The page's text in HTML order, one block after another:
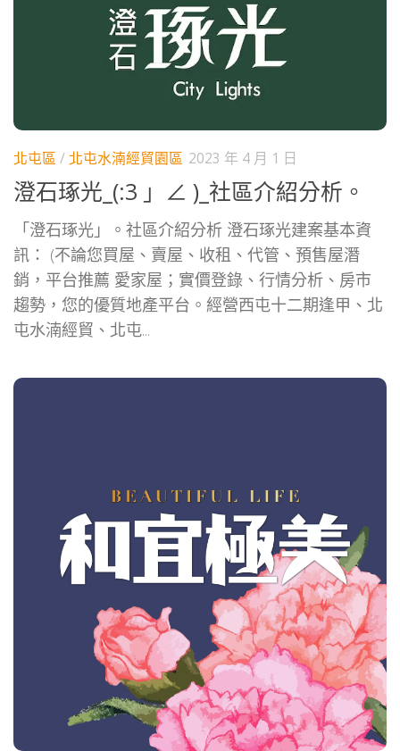
北屯區 / 北屯水湳經貿園區 2023 年 4 月 1 日
澄石琢光_(:3 」∠ )_社區介紹分析。
「澄石琢光」。社區介紹分析 澄石琢光建案基本資
訊： (不論您買屋、賣屋、收租、代管、預售屋潛
銷，平台推薦 愛家屋；實價登錄、行情分析、房市
趨勢，您的優質地產平台。經營西屯十二期逢甲、北
屯水湳經貿、北屯...